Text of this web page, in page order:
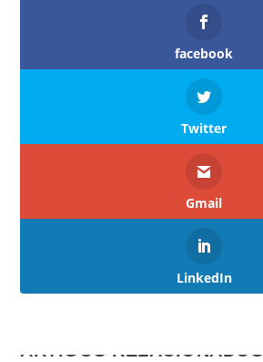
facebook
Twitter
Gmail
LinkedIn
ARTIGOS RELACIONADOS